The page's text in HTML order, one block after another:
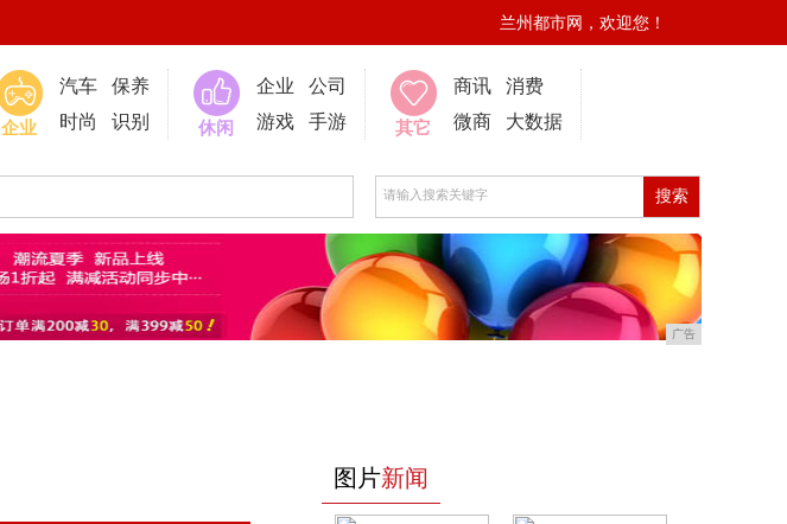
兰州都市网，欢迎您！
企业
汽车
保养
时尚
识别 休闲
企业
公司
游戏
手游 其它
商讯
消费
微商
大数据
广告
图片新闻